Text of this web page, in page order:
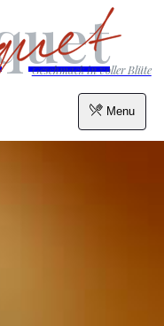
Menu
Geschmack in voller Blüte